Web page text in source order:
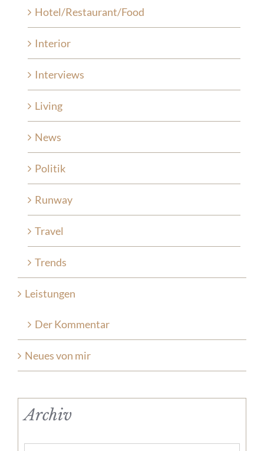
Hotel/Restaurant/Food
Interior
Interviews
Living
News
Politik
Runway
Travel
Trends
Leistungen
Der Kommentar
Neues von mir
Archiv